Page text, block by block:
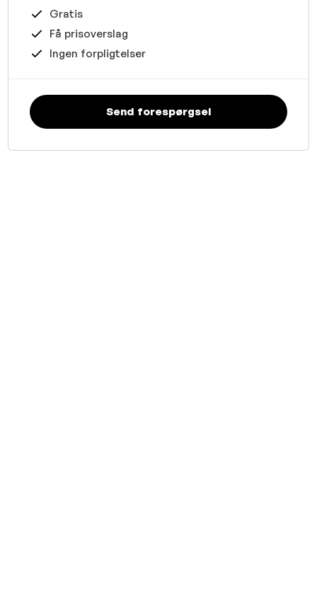
Gratis
Få prisoverslag
Ingen forpligtelser
Send forespørgsel